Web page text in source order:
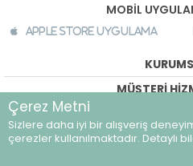
MOBİL
Apple Store Uygulama
MÜŞTERİ
©breeze.com.tr - Tüm
Çerez Metni
Sizlere daha iyi bir alışveriş
çerezler kullanılmaktadır. Detaylı